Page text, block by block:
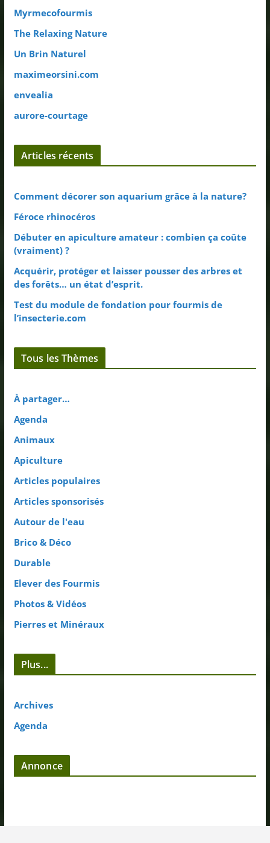
Myrmecofourmis
The Relaxing Nature
Un Brin Naturel
maximeorsini.com
envealia
aurore-courtage
Articles récents
Comment décorer son aquarium grâce à la nature?
Féroce rhinocéros
Débuter en apiculture amateur : combien ça coûte
(vraiment) ?
Acquérir, protéger et laisser pousser des arbres et
des forêts… un état d’esprit.
Test du module de fondation pour fourmis de
l’insecterie.com
Tous les Thèmes
À partager…
Agenda
Animaux
Apiculture
Articles populaires
Articles sponsorisés
Autour de l'eau
Brico & Déco
Durable
Elever des Fourmis
Photos & Vidéos
Pierres et Minéraux
Plus...
Archives
Agenda
Annonce